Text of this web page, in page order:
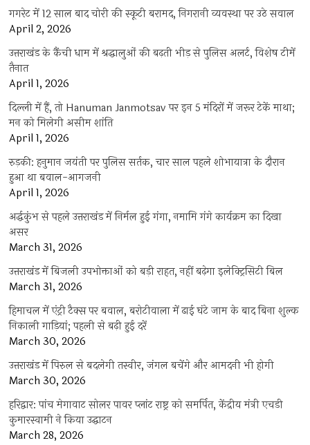
गगरेट में 12 साल बाद चोरी की स्कूटी बरामद, निगरानी व्यवस्था पर उठे सवाल
April 2, 2026
उत्तराखंड के कैंची धाम में श्रद्धालुओं की बढ़ती भीड़ से पुलिस अलर्ट, विशेष टीमें
तैनात
April 1, 2026
दिल्ली में हैं, तो Hanuman Janmotsav पर इन 5 मंदिरों में जरूर टेकें माथा;
मन को मिलेगी असीम शांति
April 1, 2026
रुड़की: हनुमान जयंती पर पुलिस सर्तक, चार साल पहले शोभायात्रा के दौरान
हुआ था बवाल-आगजनी
April 1, 2026
अर्द्धकुंभ से पहले उत्तराखंड में निर्मल हुई गंगा, नमामि गंगे कार्यक्रम का दिखा
असर
March 31, 2026
उत्तराखंड में बिजली उपभोक्ताओं को बड़ी राहत, नहीं बढ़ेगा इलेक्ट्रिसिटी बिल
March 31, 2026
हिमाचल में एंट्री टैक्स पर बवाल, बरोटीवाला में ढाई घंटे जाम के बाद बिना शुल्क
निकाली गाड़ियां; पहली से बढ़ी हुई दरें
March 30, 2026
उत्तराखंड में पिरुल से बदलेगी तस्वीर, जंगल बचेंगे और आमदनी भी होगी
March 30, 2026
हरिद्वार: पांच मेगावाट सोलर पावर प्लांट राष्ट्र को समर्पित, केंद्रीय मंत्री एचडी
कुमारस्वामी ने किया उद्घाटन
March 28, 2026